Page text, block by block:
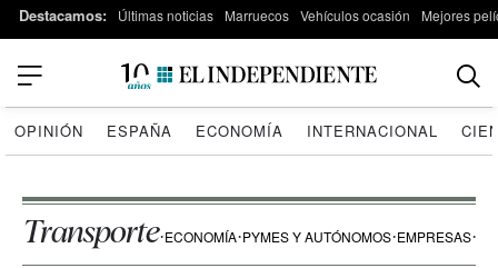
Destacamos: Últimas noticias Marruecos Vehículos ocasión Mejores
OPINIÓN ESPAÑA ECONOMÍA INTERNACIONAL
Transporte ECONOMÍA PYMES Y AUTÓNOMOS EMPRESAS